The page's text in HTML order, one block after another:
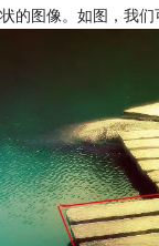
状的图像。如图，我们